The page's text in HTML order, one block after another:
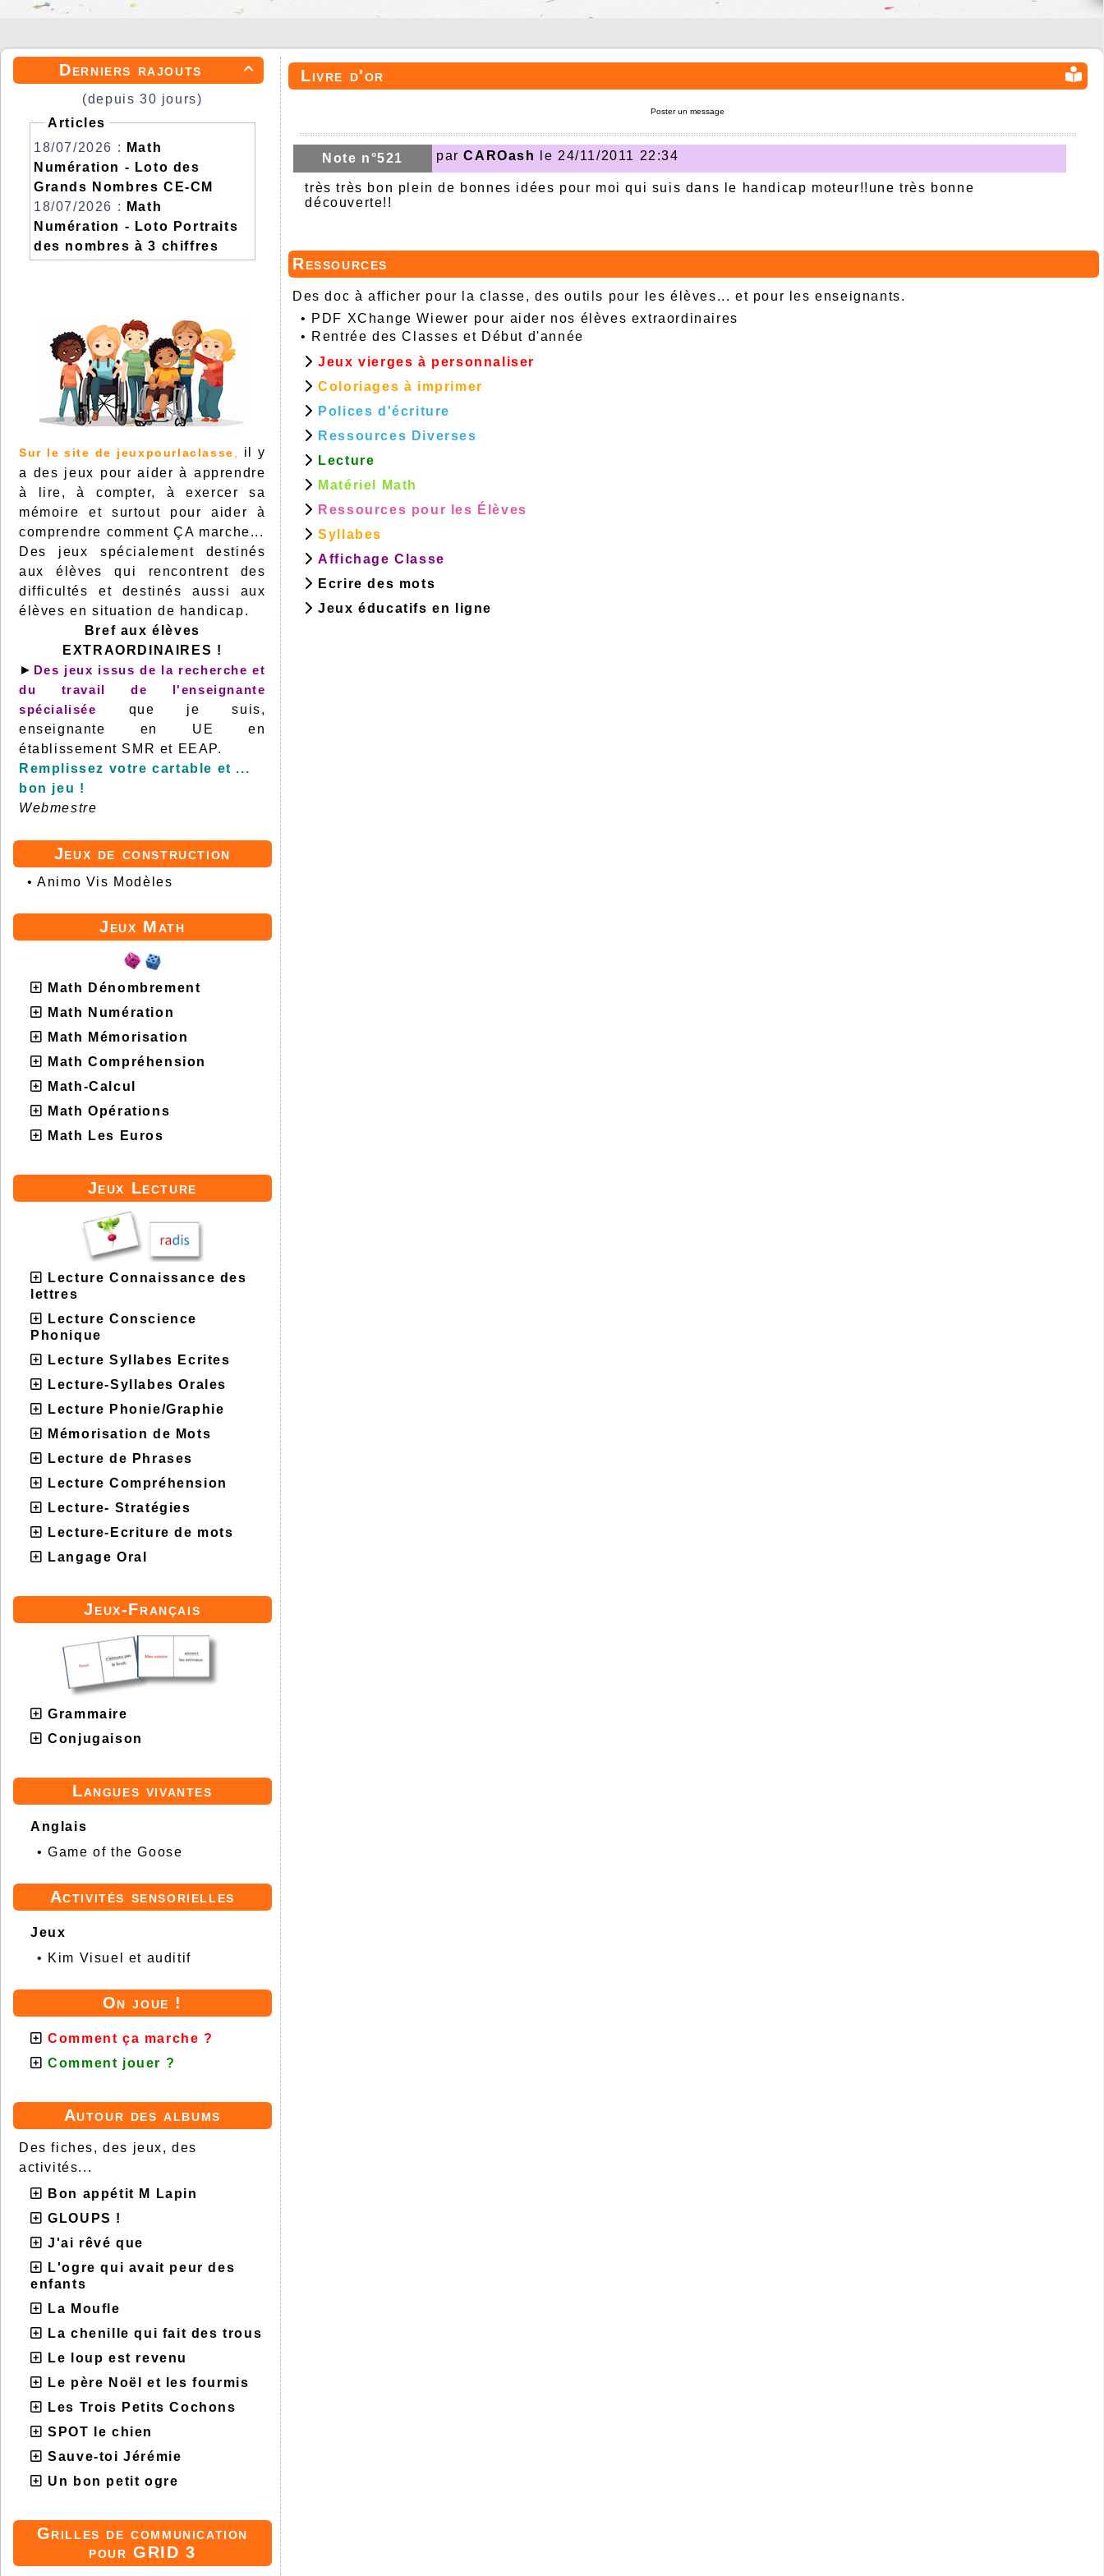

Derniers rajouts
(depuis 30 jours)
Articles
18/07/2026 :
Math
Numération - Loto des
Grands Nombres CE-CM
18/07/2026 :
Math
Numération - Loto Portraits
des nombres à 3 chiffres
Sur le site de jeuxpourlaclasse
il y
a des jeux pour aider à apprendre
à lire, à compter, à exercer sa
mémoire et surtout pour aider à
comprendre comment ÇA marche...
Des jeux spécialement destinés
aux élèves qui rencontrent des
difficultés et destinés aussi aux
élèves en situation de handicap.
Bref aux élèves
EXTRAORDINAIRES !
► Des jeux issus de la recherche et
du travail de l'enseignante
spécialisée que je suis,
enseignante en UE en
établissement SMR et EEAP.
Remplissez votre cartable et ...
bon jeu !
Webmestre
Jeux de construction
•Animo Vis Modèles
Jeux Math
Math Dénombrement
Math Numération
Math Mémorisation
Math Compréhension
Math-Calcul
Math Opérations
Math Les Euros
Jeux Lecture
Lecture Connaissance des
lettres
Lecture Conscience
Phonique
Lecture Syllabes Ecrites
Lecture-Syllabes Orales
Lecture Phonie/Graphie
Mémorisation de Mots
Lecture de Phrases
Lecture Compréhension
Lecture- Stratégies
Lecture-Ecriture de mots
Langage Oral
Jeux-Français
Grammaire
Conjugaison
Langues vivantes
Anglais
•Game of the Goose
Activités sensorielles
Jeux
• Kim Visuel et auditif
On joue !
Comment ça marche ?
Comment jouer ?
Autour des albums
Des fiches, des jeux, des
activités...
Bon appétit M Lapin
GLOUPS !
J'ai rêvé que
L'ogre qui avait peur des
enfants
La Moufle
La chenille qui fait des trous
Le loup est revenu
Le père Noël et les fourmis
Les Trois Petits Cochons
SPOT le chien
Sauve-toi Jérémie
Un bon petit ogre
Grilles de communication
pour GRID 3
Livre d'or
Poster un message
Note n°521 parCAROash le 24/11/2011 22:34
très très bon plein de bonnes idées pour moi qui suis dans le handicap moteur!!une très bonne
découverte!!
Ressources
Des doc à afficher pour la classe, des outils pour les élèves... et pour les enseignants.
• PDF XChange Wiewer pour aider nos élèves extraordinaires
• Rentrée des Classes et Début d'année
Jeux vierges à personnaliser
Coloriages à imprimer
Polices d'écriture
Ressources Diverses
Lecture
Matériel Math
Ressources pour les Élèves
Syllabes
Affichage Classe
Ecrire des mots
Jeux éducatifs en ligne